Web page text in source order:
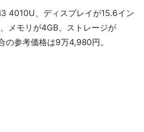
4010U、ディスプレイが15.6イン
メモリが4GB、ストレージが
の参考価格は9万4,980円。